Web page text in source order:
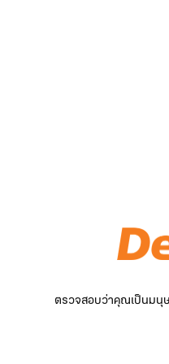
ตรวจสอบว่าคุณเป็นมนุ